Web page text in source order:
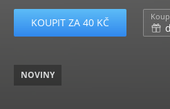
KOUPIT ZA 40 KČ
NOVINY